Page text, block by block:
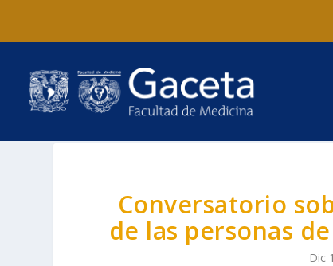
Conversatorio
de las personas
Dic